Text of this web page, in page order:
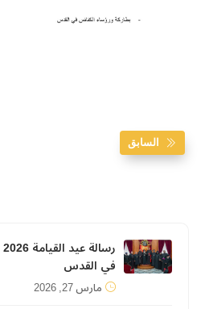
السابق
في القدس
مارس 27, 2026